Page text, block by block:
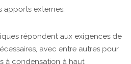
apports externes.
répondent aux exigences de
avec entre autres pour
à condensation à haut